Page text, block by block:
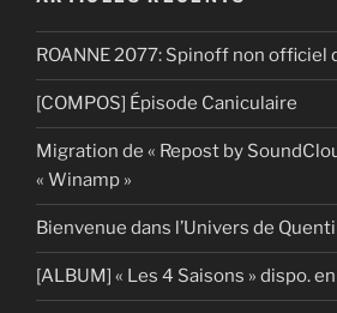
ROANNE 2077: Spinoff non officiel
[COMPOS] Épisode Caniculaire
Migration de « Repost by
« Winamp »
Bienvenue dans l’Univers de
[ALBUM] « Les 4 Saisons » dispo.